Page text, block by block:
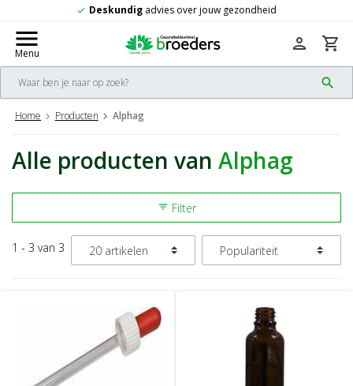
check Deskundig advies over jouw gezondheid
menu
Menu
search
person shopping_cart
Home Producten Alphag
Alle producten van Alphag
filter_list Filter
1 - 3 van 3